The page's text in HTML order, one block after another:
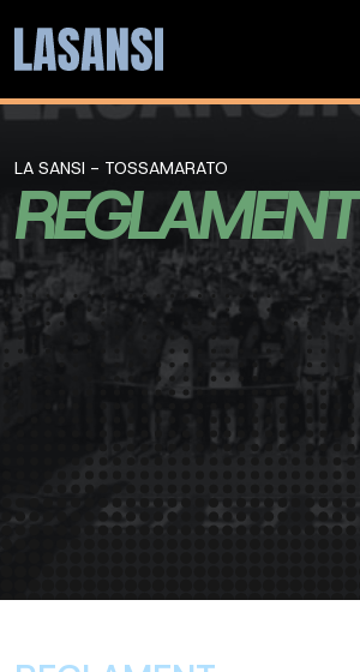
LA SANSI - TOSSAMARATO
REGLAMENT